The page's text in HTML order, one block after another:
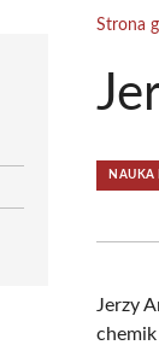
Strona
NAUKA
Jerzy